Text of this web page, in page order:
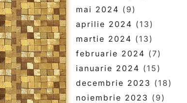
mai 2024 (9)
aprilie 2024 (13)
martie 2024 (13)
februarie 2024 (7)
ianuarie 2024 (15)
decembrie 2023 (18)
noiembrie 2023 (9)